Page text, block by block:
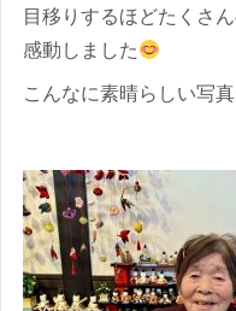
目移りするほどたくさ
感動しました
こんなに素晴らしい写